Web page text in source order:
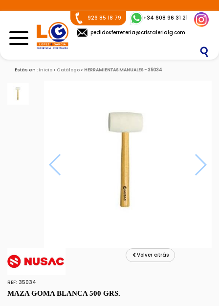
926 85 18 79
+34 608 96 31 21
pedidosferreteria@cristalerialg.com
Estás en : Inicio Catálogo HERRAMIENTAS MANUALES - 35034
Volver atrás
REF: 35034
MAZA GOMA BLANCA 500 GRS.